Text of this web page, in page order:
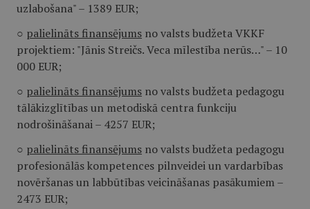
uzlabošana" – 1389 EUR;
○ palielināts finansējums no valsts budžeta VKKF
projektiem: "Jānis Streičs. Veca mīlestība nerūs…" – 10
000 EUR;
○ palielināts finansējums no valsts budžeta pedagogu
tālākizglītības un metodiskā centra funkciju
nodrošināšanai – 4257 EUR;
○ palielināts finansējums no valsts budžeta pedagogu
profesionālās kompetences pilnveidei un vardarbības
novēršanas un labbūtības veicināšanas pasākumiem –
2473 EUR;